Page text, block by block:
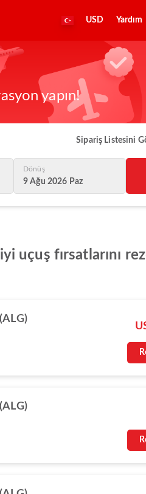
USD Yardım
yapın!
Sipariş Listesini
Dönüş
9 Ağu 2026 Paz
uçuş fırsatlarını